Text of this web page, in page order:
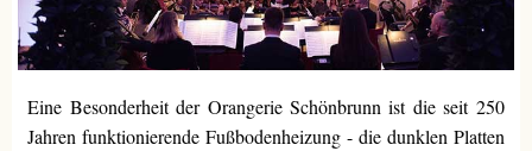
Eine Besonderheit der Orangerie Schönbrunn ist die seit 250
Jahren funktionierende Fußbodenheizung - die dunklen Platten